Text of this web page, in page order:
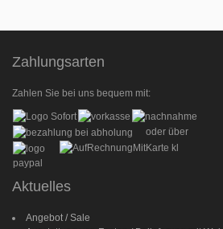
Zahlungsarten
Zahlen Sie bei uns bequem mit:
oder über
Aktuelles
Angebot / Sale